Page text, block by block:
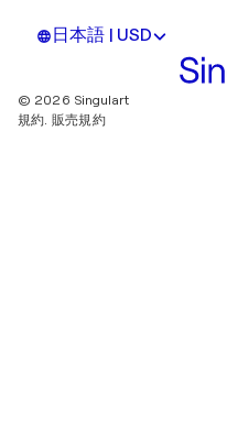
日本語 | USD
© 2026 Singulart
規約. 販売規約